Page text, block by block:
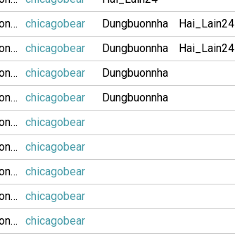
Phien_Muon04 chicagobear Dungbuonnha
Hai_Lain24
Phien_Muon04 chicagobear Dungbuonnha
Hai_Lain24
Phien_Muon04 chicagobear
Dungbuonnha
Phien_Muon04 chicagobear
Dungbuonnha
Phien_Muon04
chicagobear
Phien_Muon04
chicagobear
Phien_Muon04
chicagobear
Phien_Muon04
chicagobear
Phien_Muon04
chicagobear